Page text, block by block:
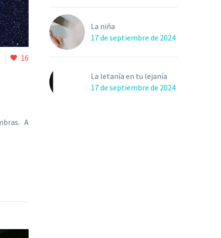
16
A
La niña
17 de septiembre de 2024
La letanía en tu lejanía
17 de septiembre de 2024